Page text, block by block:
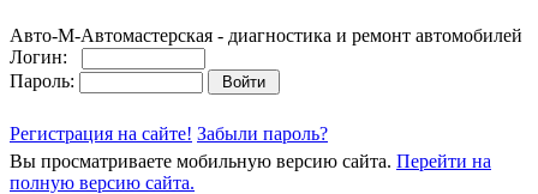
Авто-М-Автомастерская - диагностика и ремонт автомобилей
Логин:
Пароль:
Регистрация на сайте! Забыли пароль?
Вы просматриваете мобильную версию сайта. Перейти на
полную версию сайта.